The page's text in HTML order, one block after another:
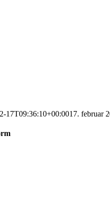
17T09:36:10+00:0017. februar